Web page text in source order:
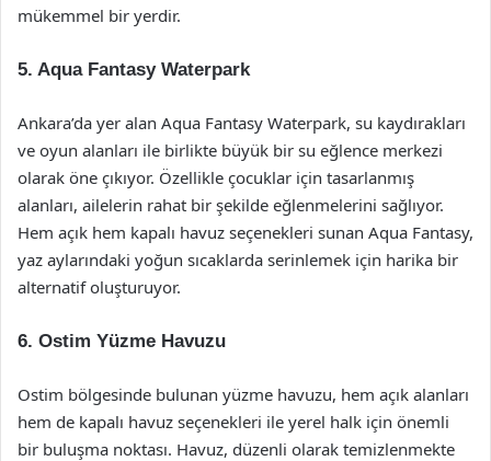
mükemmel bir yerdir.
5. Aqua Fantasy Waterpark
Ankara’da yer alan Aqua Fantasy Waterpark, su kaydırakları
ve oyun alanları ile birlikte büyük bir su eğlence merkezi
olarak öne çıkıyor. Özellikle çocuklar için tasarlanmış
alanları, ailelerin rahat bir şekilde eğlenmelerini sağlıyor.
Hem açık hem kapalı havuz seçenekleri sunan Aqua Fantasy,
yaz aylarındaki yoğun sıcaklarda serinlemek için harika bir
alternatif oluşturuyor.
6. Ostim Yüzme Havuzu
Ostim bölgesinde bulunan yüzme havuzu, hem açık alanları
hem de kapalı havuz seçenekleri ile yerel halk için önemli
bir buluşma noktası. Havuz, düzenli olarak temizlenmekte